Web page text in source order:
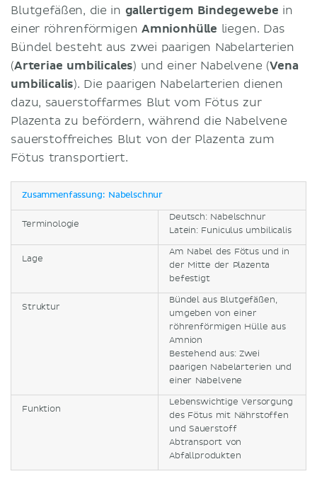
Blutgefäßen, die in gallertigem Bindegewebe in
einer röhrenförmigen Amnionhülle liegen. Das
Bündel besteht aus zwei paarigen Nabelarterien
(Arteriae umbilicales) und einer Nabelvene (Vena
umbilicalis). Die paarigen Nabelarterien dienen
dazu, sauerstoffarmes Blut vom Fötus zur
Plazenta zu befördern, während die Nabelvene
sauerstoffreiches Blut von der Plazenta zum
Fötus transportiert.
Zusammenfassung: Nabelschnur
Terminologie
Deutsch: Nabelschnur
Latein: Funiculus umbilicalis
Lage
Am Nabel des Fötus und in
der Mitte der Plazenta
befestigt
Struktur
Bündel aus Blutgefäßen,
umgeben von einer
röhrenförmigen Hülle aus
Amnion
Bestehend aus: Zwei
paarigen Nabelarterien und
einer Nabelvene
Funktion
Lebenswichtige Versorgung
des Fötus mit Nährstoffen
und Sauerstoff
Abtransport von
Abfallprodukten